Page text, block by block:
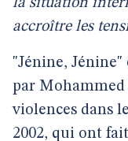
la situation
accroître les
"Jénine,
par
violences dans
2002, qui ont